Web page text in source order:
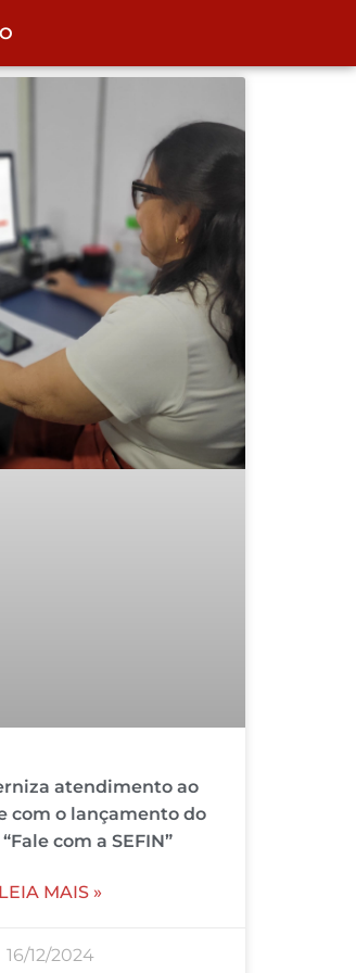
atendimento ao
com o lançamento do
com a SEFIN”
LEIA MAIS »
16/12/2024